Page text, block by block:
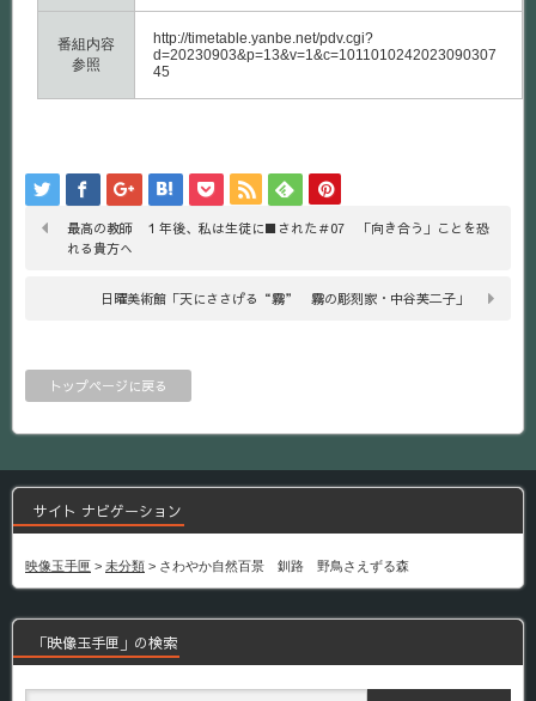
番組内容
参照
http://timetable.yanbe.net/pdv.cgi?
d=20230903&p=13&v=1&c=1011010242023090307
45
最高の教師 １年後、私は生徒に■された＃07 「向き合う」ことを恐
れる貴方へ
日曜美術館「天にささげる“霧” 霧の彫刻家・中谷芙二子」
トップページに戻る
サイト ナビゲーション
映像玉手匣 > 未分類 > さわやか自然百景 釧路 野鳥さえずる森
「映像玉手匣」の検索